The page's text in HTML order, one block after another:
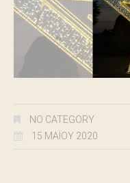
NO CATEGORY
15 ΜΑΪ́ΟΥ 2020